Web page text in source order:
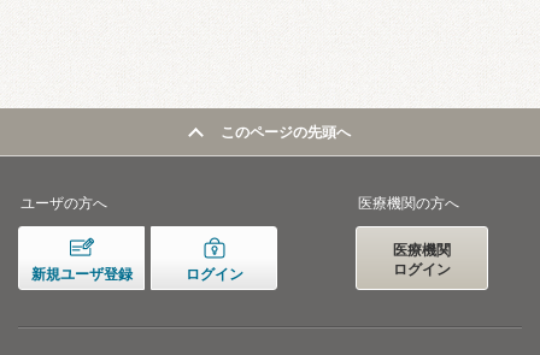
このページの先頭へ
ユーザの方へ
新規ユーザ登録 ログイン
医療機関の方へ
医療機関
ログイン